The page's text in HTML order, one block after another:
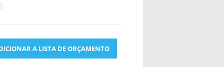
A LISTA DE ORÇAMENTO